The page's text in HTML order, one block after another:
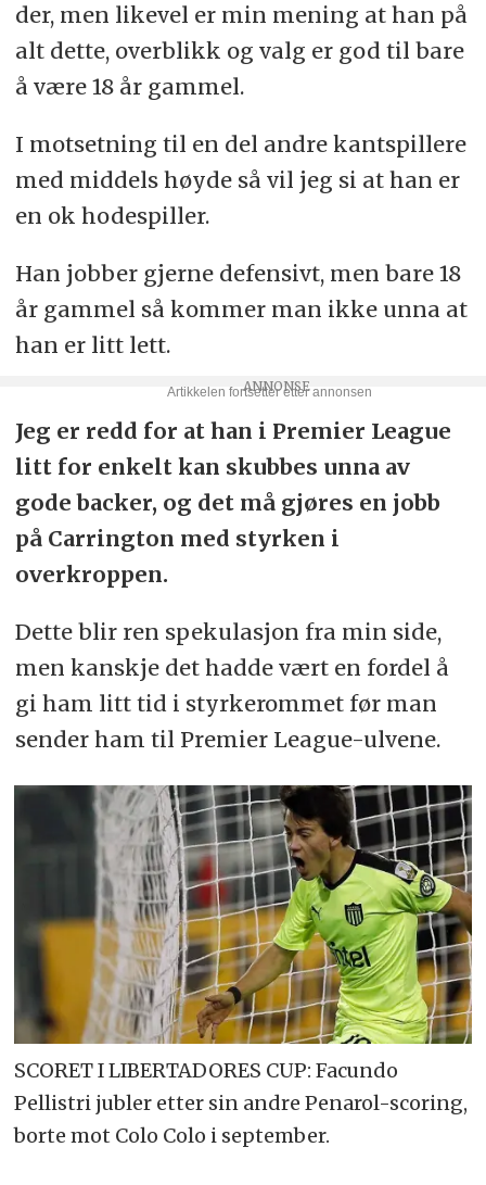
der, men likevel er min mening at han på
alt dette, overblikk og valg er god til bare
å være 18 år gammel.
I motsetning til en del andre kantspillere
med middels høyde så vil jeg si at han er
en ok hodespiller.
Han jobber gjerne defensivt, men bare 18
år gammel så kommer man ikke unna at
han er litt lett.
Jeg er redd for at han i Premier League
litt for enkelt kan skubbes unna av
gode backer, og det må gjøres en jobb
på Carrington med styrken i
overkroppen.
Dette blir ren spekulasjon fra min side,
men kanskje det hadde vært en fordel å
gi ham litt tid i styrkerommet før man
sender ham til Premier League-ulvene.
SCORET I LIBERTADORES CUP: Facundo
Pellistri jubler etter sin andre Penarol-scoring,
borte mot Colo Colo i september.